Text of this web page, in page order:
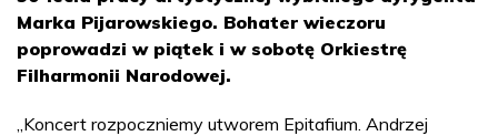
Marka Pijarowskiego. Bohater wieczoru
poprowadzi w piątek i w sobotę Orkiestrę
Filharmonii Narodowej.
„Koncert rozpoczniemy utworem Epitafium. Andrzej